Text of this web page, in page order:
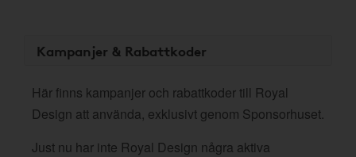
Kampanjer & Rabattkoder
Här finns kampanjer och rabattkoder till Royal
Design att använda, exklusivt genom Sponsorhuset.
Just nu har inte Royal Design några aktiva